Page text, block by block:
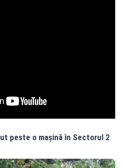
peste o mașină în Sectorul 2